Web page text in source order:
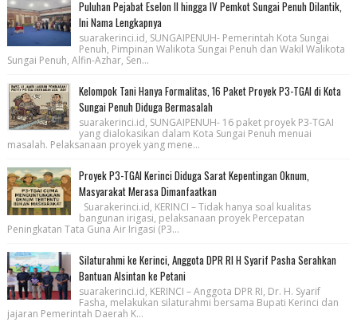
Puluhan Pejabat Eselon II hingga IV Pemkot Sungai Penuh Dilantik,
Ini Nama Lengkapnya
suarakerinci.id, SUNGAIPENUH- Pemerintah Kota Sungai
Penuh, Pimpinan Walikota Sungai Penuh dan Wakil Walikota
Sungai Penuh, Alfin-Azhar, Sen...
Kelompok Tani Hanya Formalitas, 16 Paket Proyek P3-TGAI di Kota
Sungai Penuh Diduga Bermasalah
suarakerinci.id, SUNGAIPENUH- 16 paket proyek P3-TGAI
yang dialokasikan dalam Kota Sungai Penuh menuai
masalah. Pelaksanaan proyek yang mene...
Proyek P3-TGAI Kerinci Diduga Sarat Kepentingan Oknum,
Masyarakat Merasa Dimanfaatkan
Suarakerinci.id, KERINCI – Tidak hanya soal kualitas
bangunan irigasi, pelaksanaan proyek Percepatan
Peningkatan Tata Guna Air Irigasi (P3...
Silaturahmi ke Kerinci, Anggota DPR RI H Syarif Pasha Serahkan
Bantuan Alsintan ke Petani
suarakerinci.id, KERINCI – Anggota DPR RI, Dr. H. Syarif
Fasha, melakukan silaturahmi bersama Bupati Kerinci dan
jajaran Pemerintah Daerah K...